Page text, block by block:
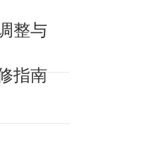
整与
指南